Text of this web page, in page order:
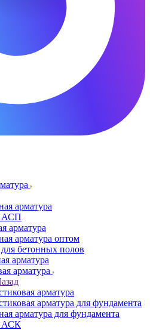
арматура
АСП
арматура
арматура оптом
бетонных полов
арматура
арматура
арматура
арматура для фундамента
арматура для фундамента
АСК